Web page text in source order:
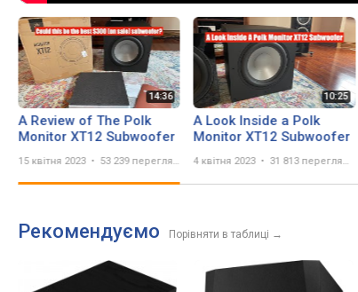
A Review of The Polk
Monitor XT12 Subwoofer
15 квітня 2023 53 239 переглядів
A Look Inside a Polk
Monitor XT12 Subwoofer
4 квітня 2023 31 813 переглядів
Рекомендуємо Порівняти в таблиці →